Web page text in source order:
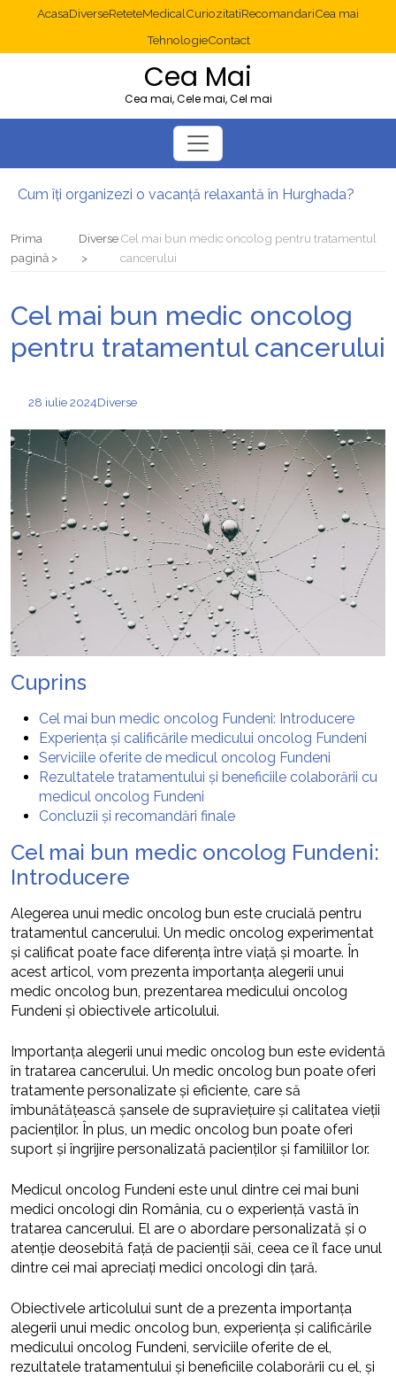
AcasaDiverseReteteMedicalCuriozitatiRecomandariCea mai
TehnologieContact
Cea Mai
Cea mai, Cele mai, Cel mai
Cum îți organizezi o vacanță relaxantă în Hurghada?
Multisite WordPress și Mastodon: cum gestionezi mai multe site-uri
Prima
pagină
DiverseCel mai bun medic oncolog pentru tratamentul
cancerului
Cel mai bun medic oncolog
pentru tratamentul cancerului
28 iulie 2024Diverse
Cuprins
Cel mai bun medic oncolog Fundeni: Introducere
Experiența și calificările medicului oncolog Fundeni
Serviciile oferite de medicul oncolog Fundeni
Rezultatele tratamentului și beneficiile colaborării cu
medicul oncolog Fundeni
Concluzii și recomandări finale
Cel mai bun medic oncolog Fundeni:
Introducere
Alegerea unui medic oncolog bun este crucială pentru
tratamentul cancerului. Un medic oncolog experimentat
și calificat poate face diferența între viață și moarte. În
acest articol, vom prezenta importanța alegerii unui
medic oncolog bun, prezentarea medicului oncolog
Fundeni și obiectivele articolului.
Importanța alegerii unui medic oncolog bun este evidentă
în tratarea cancerului. Un medic oncolog bun poate oferi
tratamente personalizate și eficiente, care să
îmbunătățească șansele de supraviețuire și calitatea vieții
pacienților. În plus, un medic oncolog bun poate oferi
suport și îngrijire personalizată pacienților și familiilor lor.
Medicul oncolog Fundeni este unul dintre cei mai buni
medici oncologi din România, cu o experiență vastă în
tratarea cancerului. El are o abordare personalizată și o
atenție deosebită față de pacienții săi, ceea ce îl face unul
dintre cei mai apreciați medici oncologi din țară.
Obiectivele articolului sunt de a prezenta importanța
alegerii unui medic oncolog bun, experiența și calificările
medicului oncolog Fundeni, serviciile oferite de el,
rezultatele tratamentului și beneficiile colaborării cu el, și